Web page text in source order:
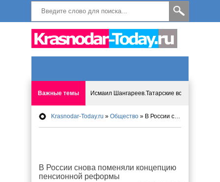
Важные темы Исмаил Шангареев.Татарские встречи на
Программа «Мир без слёз» впервые в Анапе:
Исмагил Шангареев. В поисках внутренней
Krasnodar-Today.ru » Общество » В России снова поменяли концепцию пенсионной реформы
В России снова поменяли концепцию
пенсионной реформы